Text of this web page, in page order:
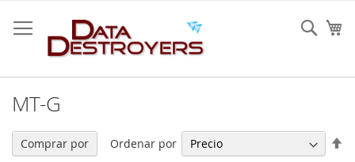
al
contenido
MT-G
Ordenar por
Comprar por